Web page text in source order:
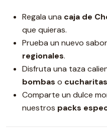
Regala una caja de
que quieras.
Prueba un nuevo
regionales.
Disfruta una taza
bombas o
Comparte un dulce
nuestros packs